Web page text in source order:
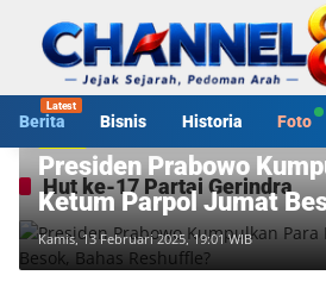
konten
Berita Bisnis Historia Foto
Hut ke-17 Partai Gerindra
Presiden Prabowo
Ketum Parpol Jumat
Reshuffle?
Kamis, 13 Februari 2025, 19:01 WIB